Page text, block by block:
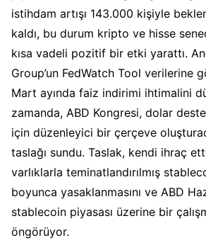
istihdam artışı 143.000 kişiyle
kaldı, bu durum kripto ve hisse
kısa vadeli pozitif bir etki yarattı.
Group’un FedWatch Tool verilerine
Mart ayında faiz indirimi ihtimalini
zamanda, ABD Kongresi, dolar
için düzenleyici bir çerçeve
taslağı sundu. Taslak, kendi ihraç
varlıklarla teminatlandırılmış
boyunca yasaklanmasını ve ABD
stablecoin piyasası üzerine bir
öngörüyor.